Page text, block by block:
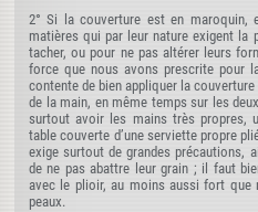
2° Si la couverture est en maroquin,
matières qui par leur nature exigent la
tacher, ou pour ne pas altérer leurs
force que nous avons prescrite pour
contente de bien appliquer la
de la main, en même temps sur les
surtout avoir les mains très propres,
table couverte d’une serviette propre
exige surtout de grandes précautions,
de ne pas abattre leur grain ; il faut
avec le plioir, au moins aussi fort que
peaux.